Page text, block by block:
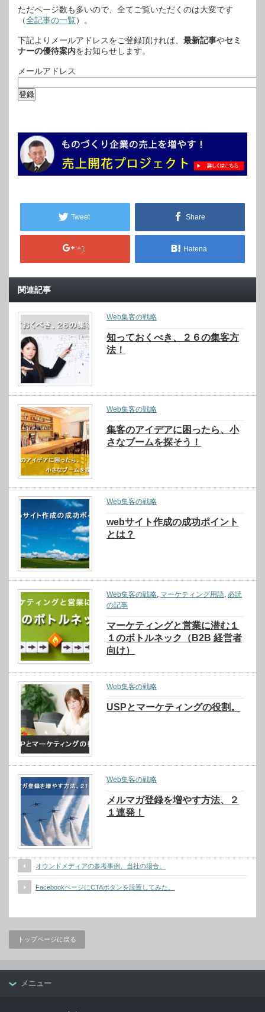
ただページ数も多いので、全てご覧いただくのは大変です
（全記事の一覧）。
下記よりメールアドレスをご登録頂ければ、 最新記事やセミ
ナーの優待案内をお知らせします。
メールアドレス
Tweet Share
+1 Hatena
関連記事
Web集客の戦略
知っておくべき、２６の集客方
法！
Web集客の戦略
集客のアイデアに困ったら、小
さなブームを探そう！
Web集客の戦略
webサイト作成の成功ポイント
とは？
Web集客の戦略 マーケティング用語 必読
の記事
マーケティングと営業に潜む１
１のボトルネック（B2B 経営者
向け）
Web集客の戦略
USPとマーケティングの役割。
Web集客の戦略
メルマガ登録を増やす方法、２
１連発！
オウンドメディアの参考事例、当社の場合。
FacebookページにCTAボタンを設置してみた。
トップページに戻る
メニュー